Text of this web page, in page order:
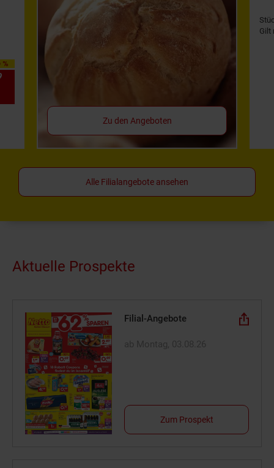
%
Zu den Angeboten
Gilt
Alle Filialangebote ansehen
Aktuelle Prospekte
Filial-Angebote
Zum Prospekt